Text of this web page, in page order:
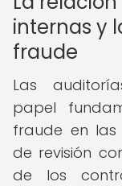
internas y
fraude
Las
papel
fraude en las
de revisión
de los